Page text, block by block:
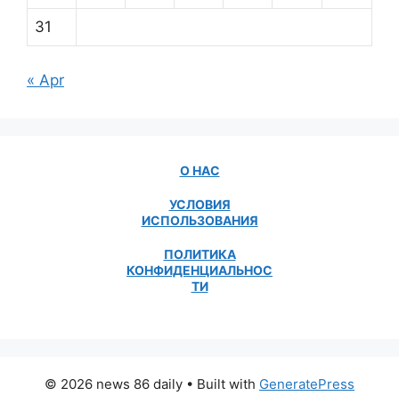
31
« Apr
О НАС
УСЛОВИЯ
ИСПОЛЬЗОВАНИЯ
ПОЛИТИКА
КОНФИДЕНЦИАЛЬНОС
ТИ
© 2026 news 86 daily • Built with GeneratePress